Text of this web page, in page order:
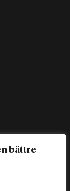
bättre